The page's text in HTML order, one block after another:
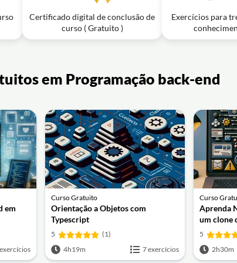
Certificado digital de conclusão de
curso ( Gratuito )
Exercícios para
em Programação back-end
em
Curso Gratuito
Orientação a Objetos com
Typescript
5
(1)
4h19m
7 exercícios
Curso
Aprenda
um clone
5
2h30m